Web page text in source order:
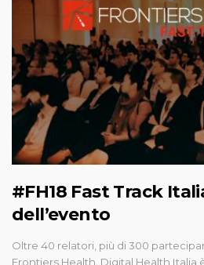
#FH18 Fast Track
dell’evento
Oltre 40 relatori, più di 300
Frontiers Health. Digital Health Italia